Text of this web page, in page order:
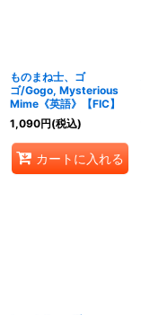
ものまね士、ゴ
ゴ/Gogo, Mysterious
Mime《英語》【FIC】
1,090円(税込)
カートに入れる